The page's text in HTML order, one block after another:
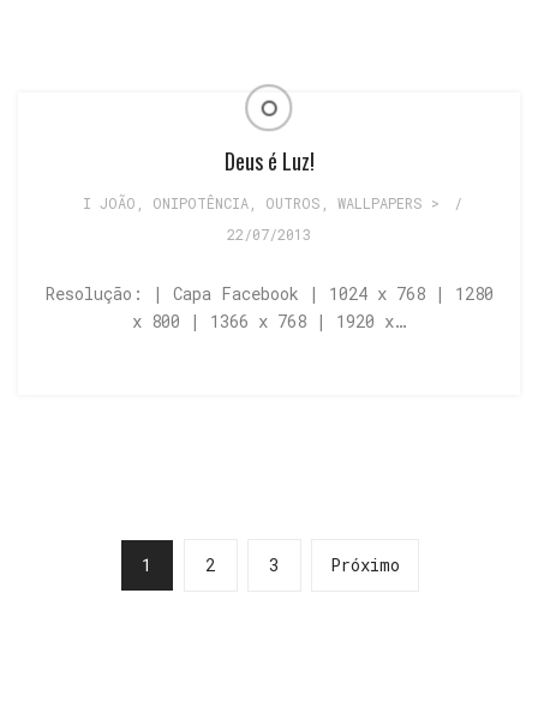
Deus é Luz!
I JOÃO ONIPOTÊNCIA, OUTROS WALLPAPERS >
/
22/07/2013
Resolução: | Capa Facebook | 1024 x 768 | 1280
x 800 | 1366 x 768 | 1920 x…
1 2 3 Próximo